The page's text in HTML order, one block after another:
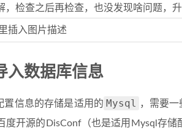
，检查之后再检查，也没发现啥问题，
入数据库信息
置信息的存储是适用的 Mysql ，需要
度开源的DisConf（也是适用Mysql存